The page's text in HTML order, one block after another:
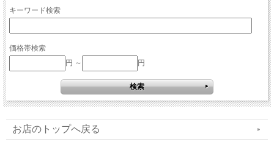
キーワード検索
価格帯検索
円 ～
円
お店のトップへ戻る